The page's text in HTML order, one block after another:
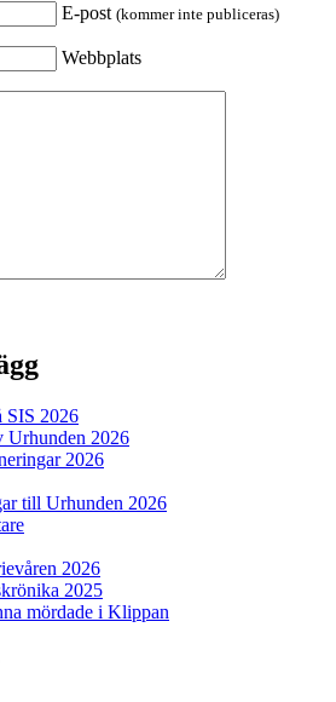
E-post (kommer inte publiceras)
Webbplats
SIS 2026
Urhunden 2026
2026
till Urhunden 2026
2026
2025
mördade i Klippan